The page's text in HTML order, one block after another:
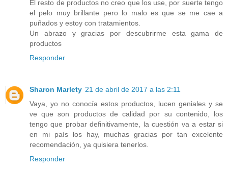
El resto de productos no creo que los use, por suerte tengo
el pelo muy brillante pero lo malo es que se me cae a
puñados y estoy con tratamientos.
Un abrazo y gracias por descubrirme esta gama de
productos
Responder
Sharon Marlety 21 de abril de 2017 a las 2:11
Vaya, yo no conocía estos productos, lucen geniales y se
ve que son productos de calidad por su contenido, los
tengo que probar definitivamente, la cuestión va a estar si
en mi país los hay, muchas gracias por tan excelente
recomendación, ya quisiera tenerlos.
Responder